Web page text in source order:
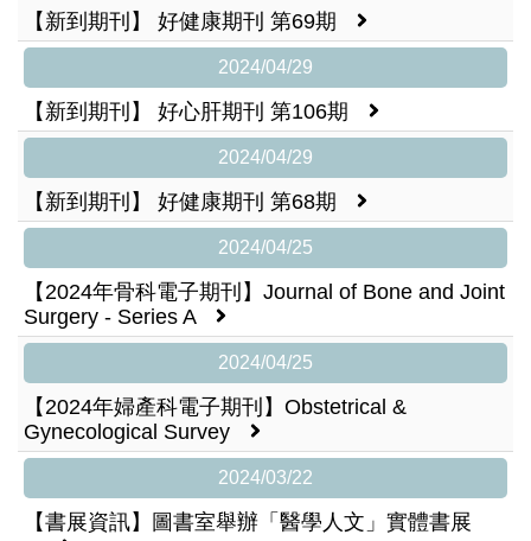
【新到期刊】 好健康期刊 第69期
2024/04/29
【新到期刊】 好心肝期刊 第106期
2024/04/29
【新到期刊】 好健康期刊 第68期
2024/04/25
【2024年骨科電子期刊】Journal of Bone and Joint
Surgery - Series A
2024/04/25
【2024年婦產科電子期刊】Obstetrical &
Gynecological Survey
2024/03/22
【書展資訊】圖書室舉辦「醫學人文」實體書展